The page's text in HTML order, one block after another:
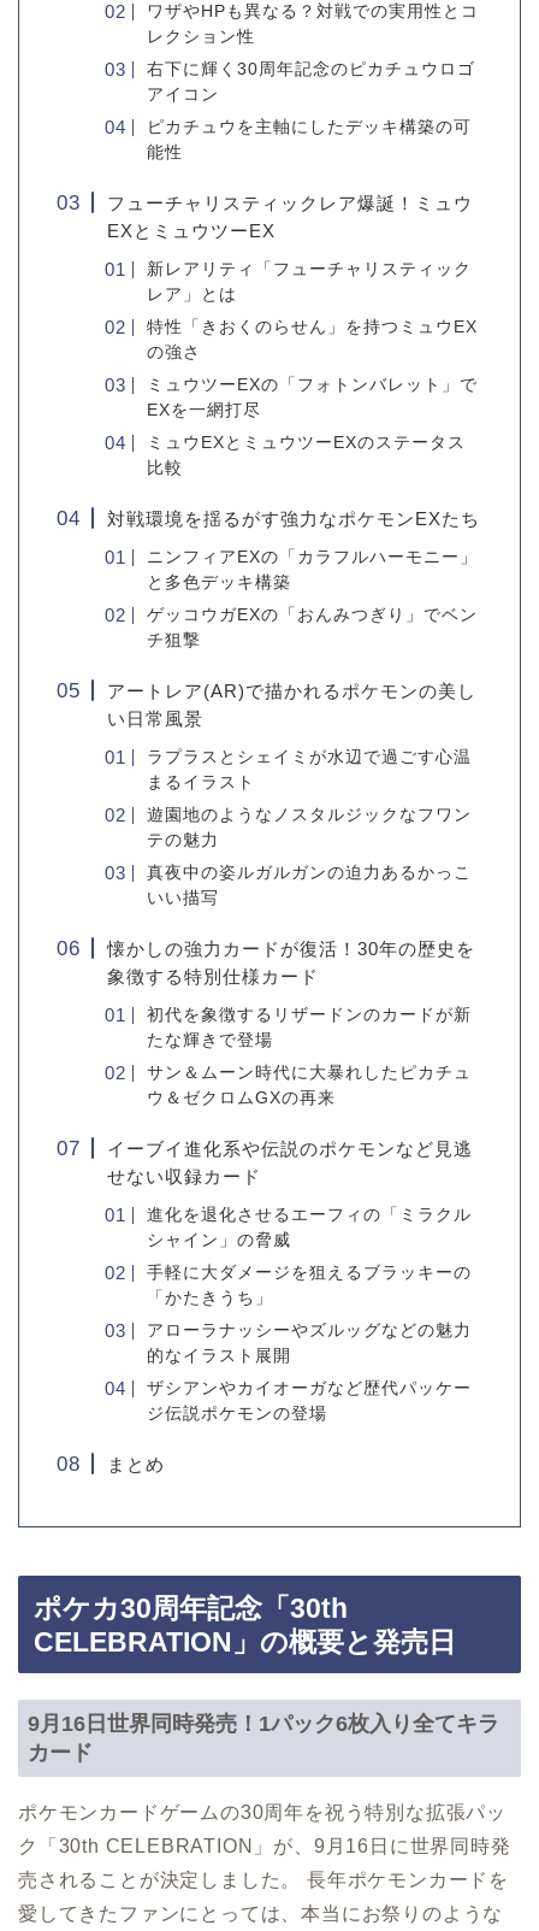
ワザやHPも異なる？対戦での実用性とコ
レクション性
右下に輝く30周年記念のピカチュウロゴ
アイコン
ピカチュウを主軸にしたデッキ構築の可
能性
フューチャリスティックレア爆誕！ミュウ
EXとミュウツーEX
新レアリティ「フューチャリスティック
レア」とは
特性「きおくのらせん」を持つミュウEX
の強さ
ミュウツーEXの「フォトンバレット」で
EXを一網打尽
ミュウEXとミュウツーEXのステータス
比較
対戦環境を揺るがす強力なポケモンEXたち
ニンフィアEXの「カラフルハーモニー」
と多色デッキ構築
ゲッコウガEXの「おんみつぎり」でベン
チ狙撃
アートレア(AR)で描かれるポケモンの美し
い日常風景
ラプラスとシェイミが水辺で過ごす心温
まるイラスト
遊園地のようなノスタルジックなフワン
テの魅力
真夜中の姿ルガルガンの迫力あるかっこ
いい描写
懐かしの強力カードが復活！30年の歴史を
象徴する特別仕様カード
初代を象徴するリザードンのカードが新
たな輝きで登場
サン＆ムーン時代に大暴れしたピカチュ
ウ＆ゼクロムGXの再来
イーブイ進化系や伝説のポケモンなど見逃
せない収録カード
進化を退化させるエーフィの「ミラクル
シャイン」の脅威
手軽に大ダメージを狙えるブラッキーの
「かたきうち」
アローラナッシーやズルッグなどの魅力
的なイラスト展開
ザシアンやカイオーガなど歴代パッケー
ジ伝説ポケモンの登場
まとめ
ポケカ30周年記念「30th
CELEBRATION」の概要と発売日
9月16日世界同時発売！1パック6枚入り全てキラ
カード
ポケモンカードゲームの30周年を祝う特別な拡張パッ
ク「30th CELEBRATION」が、9月16日に世界同時発
売されることが決定しました。 長年ポケモンカードを
愛してきたファンにとっては、本当にお祭りのような